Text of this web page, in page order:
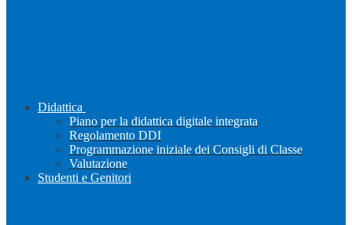
Didattica
Piano per la didattica digitale integrata
Regolamento DDI
Programmazione iniziale dei Consigli di Classe
Valutazione
Studenti e Genitori